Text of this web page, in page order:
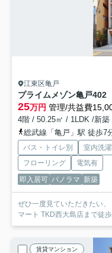
江東区亀戸
プライムメゾン亀戸402
25万円 管理/共益費
4階 / 50.25㎡ / 1LDK /新築
総武線「亀戸」駅 徒歩7
バス・トイレ別 室内洗
フローリング
電気有
即入居可 パノラマ 新築
ぜひ一度見ていただきたい
マート TKD西大島店まで徒
賃貸マンション